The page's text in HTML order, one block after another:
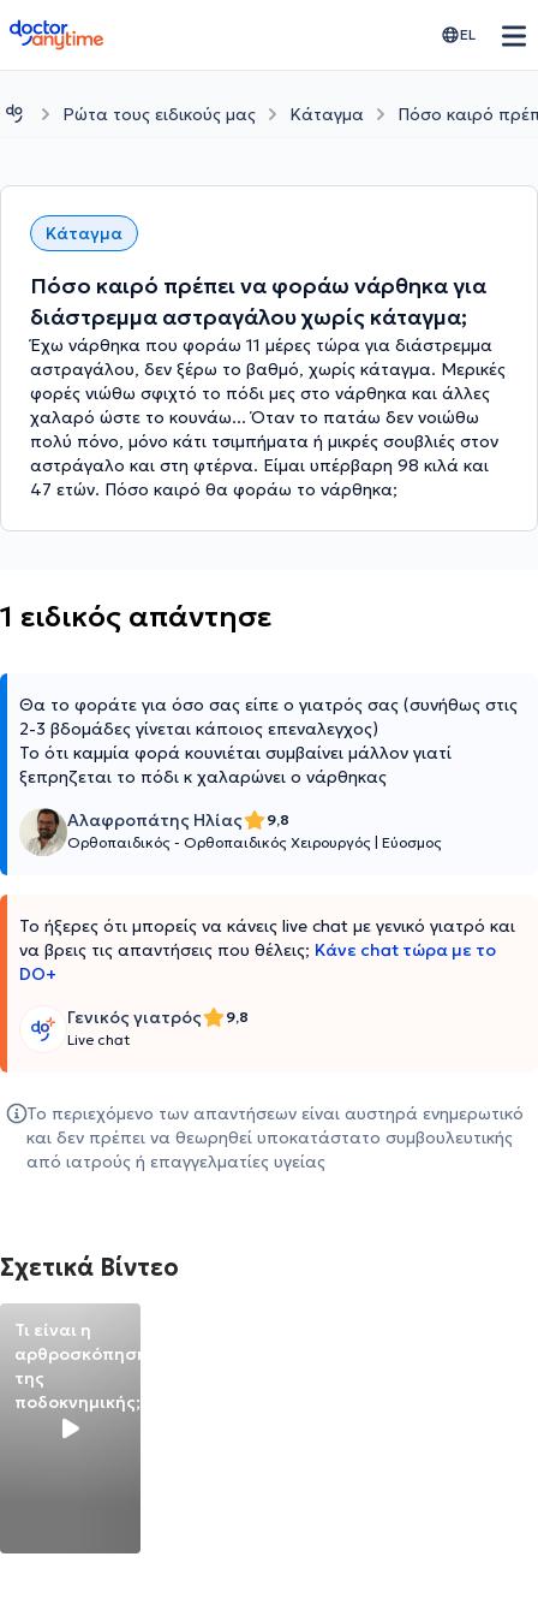
doctoranytime EL
Ρώτα τους ειδικούς μας Κάταγμα Πόσο καιρό
Κάταγμα
Πόσο καιρό πρέπει να φοράω νάρθηκα για
διάστρεμμα αστραγάλου χωρίς κάταγμα;
Έχω νάρθηκα που φοράω 11 μέρες τώρα για διάστρεμμα
αστραγάλου, δεν ξέρω το βαθμό, χωρίς κάταγμα. Μερικές
φορές νιώθω σφιχτό το πόδι μες στο νάρθηκα και άλλες
χαλαρό ώστε το κουνάω... Όταν το πατάω δεν νοιώθω
πολύ πόνο, μόνο κάτι τσιμπήματα ή μικρές σουβλιές στον
αστράγαλο και στη φτέρνα. Είμαι υπέρβαρη 98 κιλά και
47 ετών. Πόσο καιρό θα φοράω το νάρθηκα;
1 ειδικός απάντησε
Θα το φοράτε για όσο σας είπε ο γιατρός σας (συνήθως στις
2-3 βδομάδες γίνεται κάποιος επεναλεγχος)
Το ότι καμμία φορά κουνιέται συμβαίνει μάλλον γιατί
ξεπρηζεται το πόδι κ χαλαρώνει ο νάρθηκας
Αλαφροπάτης Ηλίας
9,8
Ορθοπαιδικός - Ορθοπαιδικός Χειρουργός Εύοσμος
Το ήξερες ότι μπορείς να κάνεις live chat με γενικό γιατρό και
να βρεις τις απαντήσεις που θέλεις; Κάνε chat τώρα με το
DO+
Γενικός γιατρός
9,8
Live chat
Το περιεχόμενο των απαντήσεων είναι αυστηρά ενημερωτικό
και δεν πρέπει να θεωρηθεί υποκατάστατο συμβουλευτικής
από ιατρούς ή επαγγελματίες υγείας
Σχετικά Βίντεο
Τι είναι η
αρθροσκόπηση
της
ποδοκνημικής;